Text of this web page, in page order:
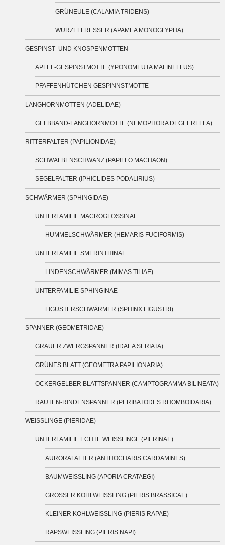
GRÜNEULE (CALAMIA TRIDENS)
WURZELFRESSER (APAMEA MONOGLYPHA)
GESPINST- UND KNOSPENMOTTEN
APFEL-GESPINSTMOTTE (YPONOMEUTA MALINELLUS)
PFAFFENHÜTCHEN GESPINNSTMOTTE
LANGHORNMOTTEN (ADELIDAE)
GELBBAND-LANGHORNMOTTE (NEMOPHORA DEGEERELLA)
RITTERFALTER (PAPILIONIDAE)
SCHWALBENSCHWANZ (PAPILLO MACHAON)
SEGELFALTER (IPHICLIDES PODALIRIUS)
SCHWÄRMER (SPHINGIDAE)
UNTERFAMILIE MACROGLOSSINAE
HUMMELSCHWÄRMER (HEMARIS FUCIFORMIS)
UNTERFAMILIE SMERINTHINAE
LINDENSCHWÄRMER (MIMAS TILIAE)
UNTERFAMILIE SPHINGINAE
LIGUSTERSCHWÄRMER (SPHINX LIGUSTRI)
SPANNER (GEOMETRIDAE)
GRAUER ZWERGSPANNER (IDAEA SERIATA)
GRÜNES BLATT (GEOMETRA PAPILIONARIA)
OCKERGELBER BLATTSPANNER (CAMPTOGRAMMA BILINEATA)
RAUTEN-RINDENSPANNER (PERIBATODES RHOMBOIDARIA)
WEISSLINGE (PIERIDAE)
UNTERFAMILIE ECHTE WEISSLINGE (PIERINAE)
AURORAFALTER (ANTHOCHARIS CARDAMINES)
BAUMWEISSLING (APORIA CRATAEGI)
GROSSER KOHLWEISSLING (PIERIS BRASSICAE)
KLEINER KOHLWEISSLING (PIERIS RAPAE)
RAPSWEISSLING (PIERIS NAPI)